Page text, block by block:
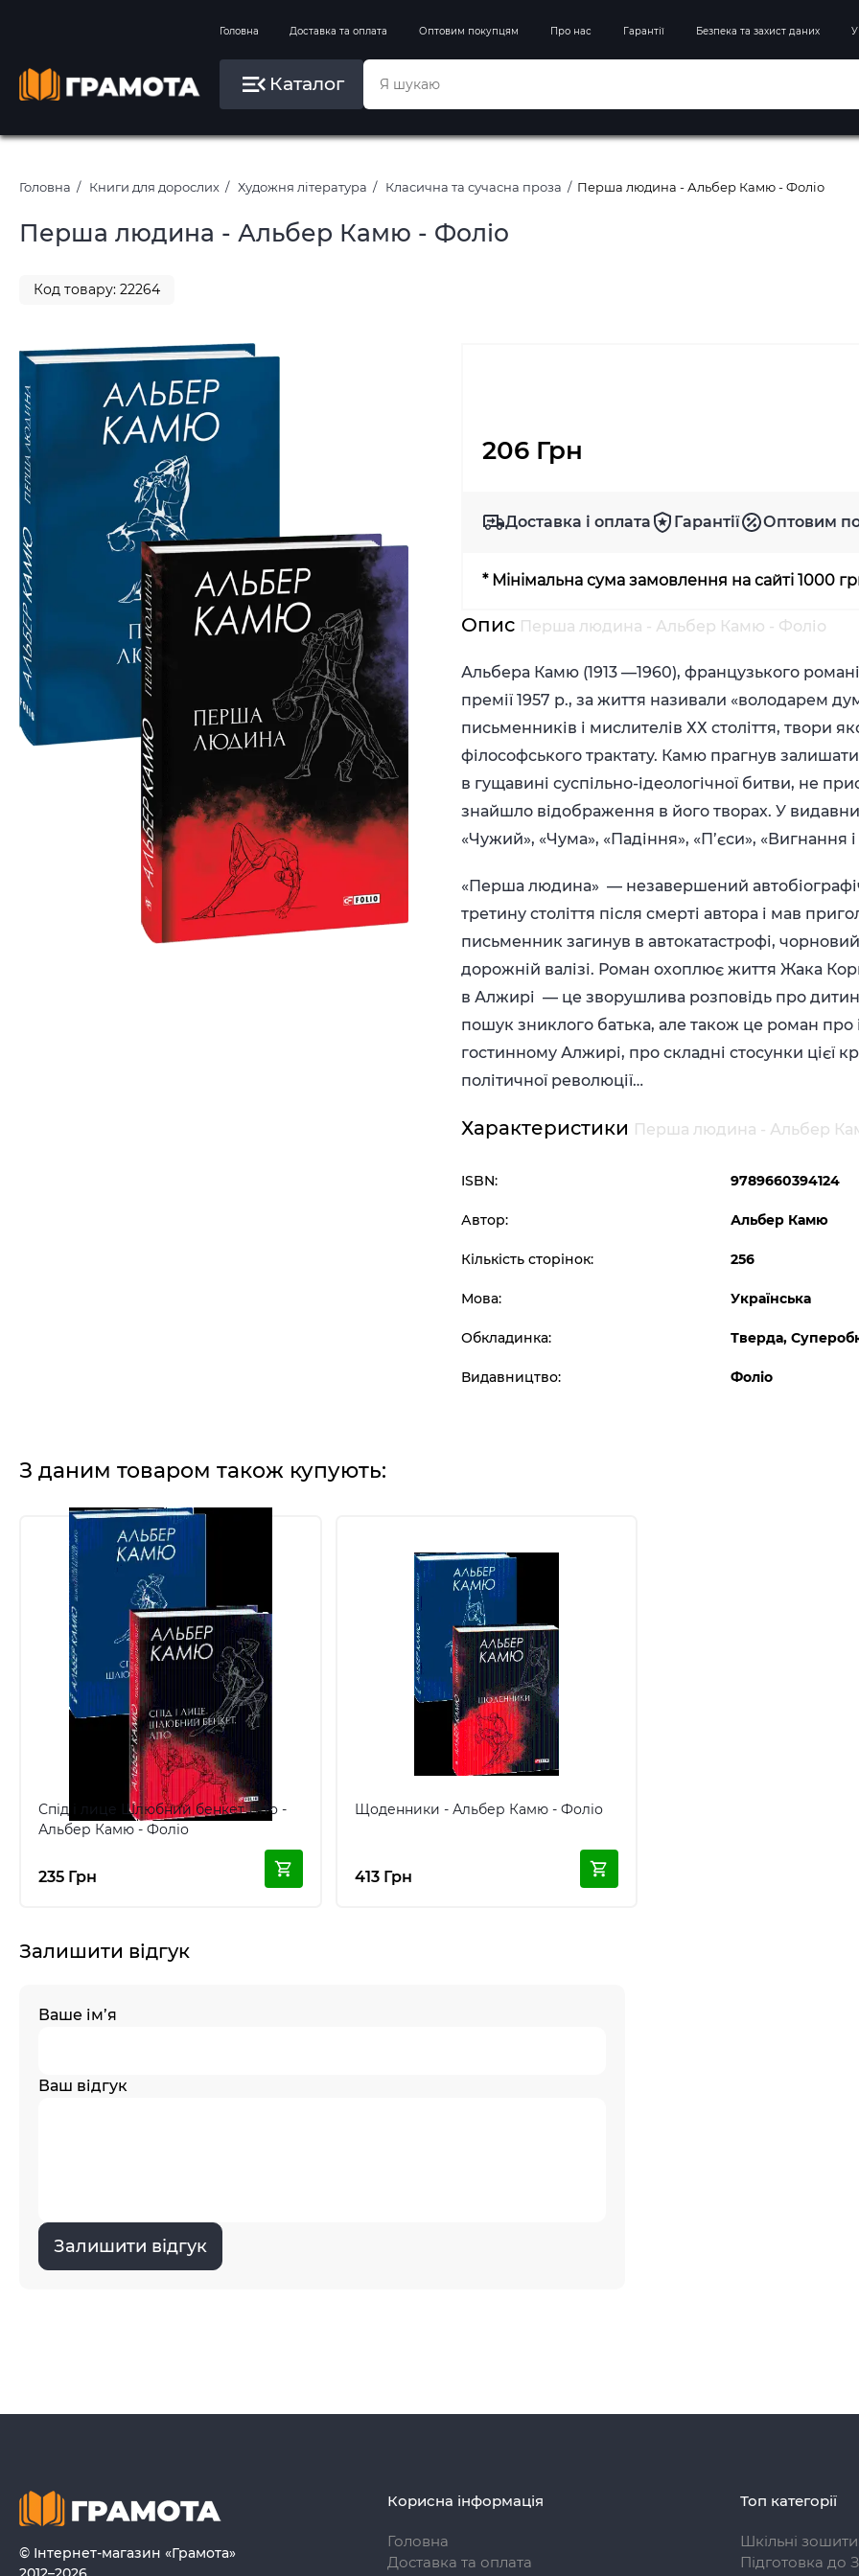
Головна Доставка та оплата Оптовим покупцям Про нас Гарантії Безпека та захист даних
Каталог
Вправи на зимові канікули
Літо, пляж, плавання, басейни
Картини за номерами
Головна Книги для дорослих Художня література Класична та сучасна проза Перша людина - Альбер Камю - Фоліо
Перша людина - Альбер Камю - Фоліо
Код товару: 22264
206 Грн
Доставка і оплата Гарантії Оптовим
* Мінімальна сума замовлення на сайті 1000
Опис Перша людина - Альбер Камю - Фоліо
Альбера Камю (1913 —1960), французького
премії 1957 р., за життя називали «володарем
письменників і мислителів ХХ століття, твори
філософського трактату. Камю прагнув
в гущавині суспільно-ідеологічної битви, не
знайшло відображення в його творах. У
«Чужий», «Чума», «Падіння», «П’єси», «Вигнання
«Перша людина» — незавершений
третину століття після смерті автора і мав
письменник загинув в автокатастрофі,
дорожній валізі. Роман охоплює життя Жака
в Алжирі — це зворушлива розповідь про
пошук зниклого батька, але також це роман про
гостинному Алжирі, про складні стосунки цієї
політичної революції…
Характеристики Перша людина - Альбер
ISBN: 9789660394124
Автор: Альбер Камю
Кількість сторінок: 256
Мова: Українська
Обкладинка: Тверда,
Видавництво: Фоліо
З даним товаром також купують:
Спід і лице Шлюбний бенкет Літо -
Альбер Камю - Фоліо
235 Грн
Щоденники - Альбер Камю - Фоліо
413 Грн
Залишити відгук
Ваше ім’я
Ваш відгук
Залишити відгук
© Інтернет-магазин «Грамота»
Корисна інформація
Головна
Доставка та оплата
Топ категорії
Шкільні
Підготовка до